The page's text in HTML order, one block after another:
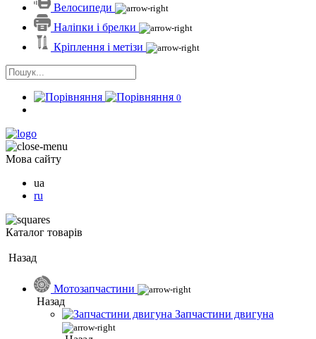
Велосипеди
Наліпки і брелки
Кріплення і метізи
0
Мова сайту
ua
ru
Каталог товарів
Назад
Мотозапчастини
Назад
Запчастини двигуна